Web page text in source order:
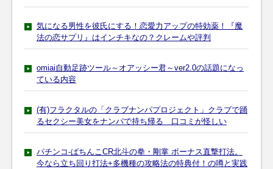
気になる男性を彼氏にする！恋愛力アップの特効薬！『魔
法の恋サプリ』はインチキなの？クレームや評判
omiai自動足跡ツール～オアッシー君～ver2.0の話題になっ
ている内容
(有)フラクタルの「クラブナンパプロジェクト」クラブで踊
るセクシー美女をナンパで持ち帰る 口コミが怪しい
パチンコ-ぱちんこCR北斗の拳・剛掌 ボーナス直撃打法。
今なら立ち回り打法+多機種の攻略法の特典付！の噂と実践